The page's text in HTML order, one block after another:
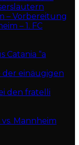
– Vorbereitung
– 1. FC
Catania “a
der einäugigen
den fratelli
Mannheim